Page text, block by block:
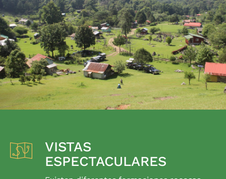
VISTAS
ESPECTACULARES